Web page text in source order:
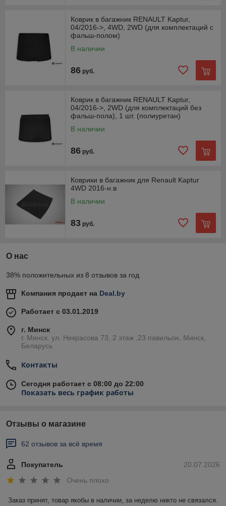
Коврик в багажник RENAULT Kaptur,
04/2016->, 4WD, 2WD (для комплектаций с
фальш-полом)
В наличии
86 руб.
Коврик в багажник RENAULT Kaptur,
04/2016->, 2WD (для комплектаций без
фальш-пола), 1 шт. (полиуретан)
В наличии
86 руб.
Коврики в багажник для Renault Kaptur
4WD 2016-н.в
В наличии
83 руб.
О нас
38% положительных из 8 отзывов за год
Компания продает на Deal.by
Работает с 03.01.2019
г. Минск
г. Минск. ул. Некрасова 73, 2 этаж ,23 павильон, Минск,
Беларусь
Контакты
Сегодня работает с 08:00 до 22:00
Показать весь график работы
Отзывы о магазине
62 отзывов за всё время
20.07.2026
Покупатель
Очень плохо
Заказ принят, товар якобы в наличии, за неделю никто не связался.